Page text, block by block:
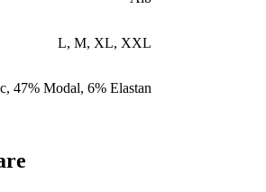
L, M, XL, XXL
, 47% Modal, 6% Elastan